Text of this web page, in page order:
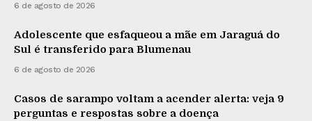
6 de agosto de 2026
Adolescente que esfaqueou a mãe em Jaraguá do
Sul é transferido para Blumenau
6 de agosto de 2026
Casos de sarampo voltam a acender alerta: veja 9
perguntas e respostas sobre a doença